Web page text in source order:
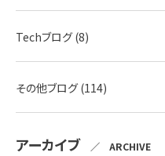
Techブログ (8)
その他ブログ (114)
アーカイブ ／ ARCHIVE